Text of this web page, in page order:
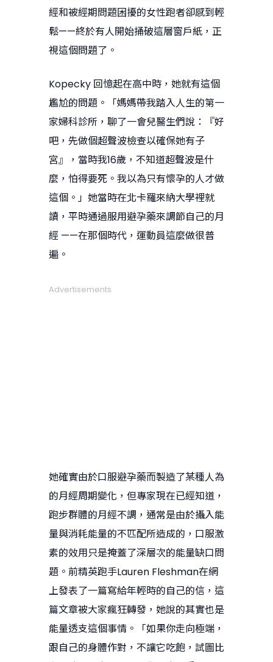
經和被經期問題困擾的女性跑者卻感到輕
鬆——終於有人開始捅破這層窗戶紙，正
視這個問題了。
Kopecky 回憶起在高中時，她就有這個
尷尬的問題。「媽媽帶我踏入人生的第一
家婦科診所，聊了一會兒醫生們說：『好
吧，先做個超聲波檢查以確保她有子
宮』，當時我16歲，不知道超聲波是什
麼，怕得要死。我以為只有懷孕的人才做
這個。」她當時在北卡羅來納大學裡就
讀，平時通過服用避孕藥來調節自己的月
經 ——在那個時代，運動員這麼做很普
遍。
Advertisements
她確實由於口服避孕藥而製造了某種人為
的月經周期變化，但專家現在已經知道，
跑步群體的月經不調，通常是由於攝入能
量與消耗能量的不匹配所造成的，口服激
素的效用只是掩蓋了深層次的能量缺口問
題。前精英跑手Lauren Fleshman在網
上發表了一篇寫給年輕時的自己的信，這
篇文章被大家瘋狂轉發，她說的其實也是
能量透支這個事情。「如果你走向極端，
跟自己的身體作對，不讓它吃飽，試圖比